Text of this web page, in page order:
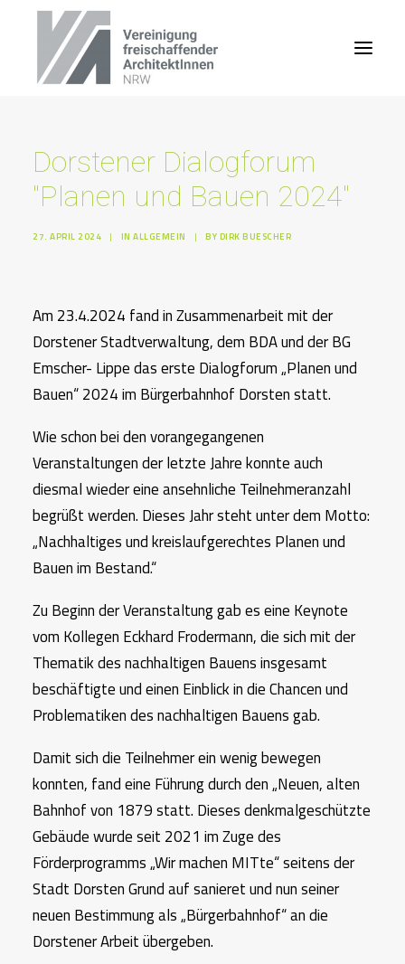
Dorstener Dialogforum
"Planen und Bauen 2024"
27. APRIL 2024 | IN ALLGEMEIN | BY DIRK BUESCHER
Am 23.4.2024 fand in Zusammenarbeit mit der
Dorstener Stadtverwaltung, dem BDA und der BG
Emscher- Lippe das erste Dialogforum „Planen und
Bauen“ 2024 im Bürgerbahnhof Dorsten statt.
Wie schon bei den vorangegangenen
Veranstaltungen der letzte Jahre konnte auch
diesmal wieder eine ansehnliche Teilnehmeranzahl
begrüßt werden. Dieses Jahr steht unter dem Motto:
„Nachhaltiges und kreislaufgerechtes Planen und
Bauen im Bestand.“
Zu Beginn der Veranstaltung gab es eine Keynote
vom Kollegen Eckhard Frodermann, die sich mit der
Thematik des nachhaltigen Bauens insgesamt
beschäftigte und einen Einblick in die Chancen und
Problematiken des nachhaltigen Bauens gab.
Damit sich die Teilnehmer ein wenig bewegen
konnten, fand eine Führung durch den „Neuen, alten
Bahnhof von 1879 statt. Dieses denkmalgeschützte
Gebäude wurde seit 2021 im Zuge des
Förderprogramms „Wir machen MITte“ seitens der
Stadt Dorsten Grund auf sanieret und nun seiner
neuen Bestimmung als „Bürgerbahnhof“ an die
Dorstener Arbeit übergeben.